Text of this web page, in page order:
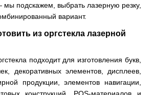
мы подскажем, выбрать лазерную резку,
вариант.
из оргстекла лазерной
подходит для изготовления букв,
декоративных элементов, дисплеев,
продукции, элементов навигации,